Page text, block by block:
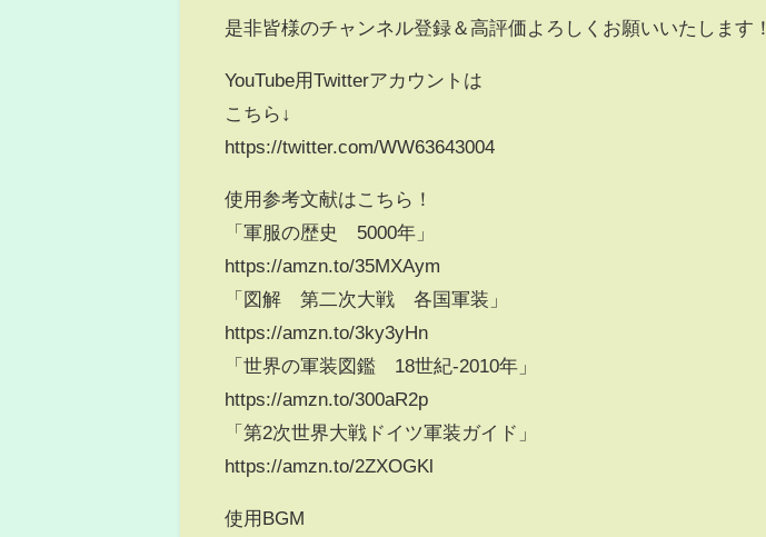
是非皆様のチャンネル登録＆高評価よろしくお願いいたします！
YouTube用Twitterアカウントは
こちら↓
https://twitter.com/WW63643004​​​​
使用参考文献はこちら！
「軍服の歴史 5000年」
https://amzn.to/35MXAym​​​​
「図解 第二次大戦 各国軍装」
https://amzn.to/3ky3yHn​​​​
「世界の軍装図鑑 18世紀-2010年」
https://amzn.to/300aR2p​​​
「第2次世界大戦ドイツ軍装ガイド」
https://amzn.to/2ZXOGKl​​​
使用BGM